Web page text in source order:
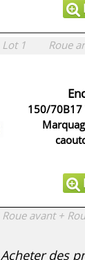
Lot 1 Roue
150/70B17
Roue avant +
Acheter des